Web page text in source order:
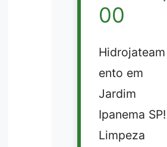
00
Hidrojateam
ento em
Jardim
Ipanema SP!
Limpeza